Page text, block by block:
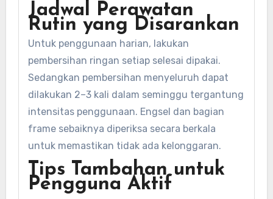
Jadwal Perawatan
Rutin yang Disarankan
Untuk penggunaan harian, lakukan
pembersihan ringan setiap selesai dipakai.
Sedangkan pembersihan menyeluruh dapat
dilakukan 2–3 kali dalam seminggu tergantung
intensitas penggunaan. Engsel dan bagian
frame sebaiknya diperiksa secara berkala
untuk memastikan tidak ada kelonggaran.
Tips Tambahan untuk
Pengguna Aktif